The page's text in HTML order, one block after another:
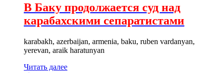
В Баку продолжается суд над
карабахскими сепаратистами
karabakh, azerbaijan, armenia, baku, ruben vardanyan,
yerevan, araik haratunyan
Читать далее